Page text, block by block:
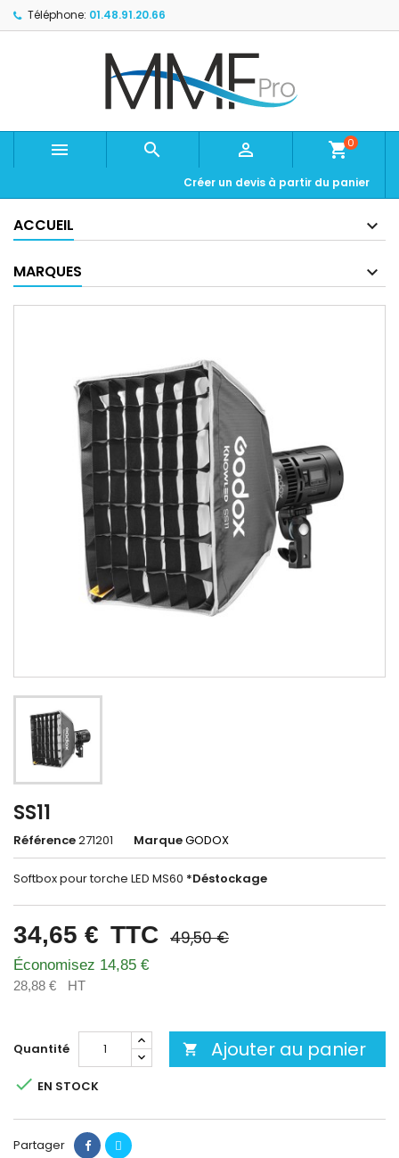
Téléphone: 01.48.91.20.66
   shopping_cart0
Créer un devis à partir du panier
ACCUEIL
MARQUES
SS11
Référence271201 MarqueGODOX
Softbox pour torche LED MS60 *Déstockage
34,65 € TTC 49,50 €
Économisez 14,85 €
28,88 € HT
Quantité  Ajouter au panier
 EN STOCK
Partager